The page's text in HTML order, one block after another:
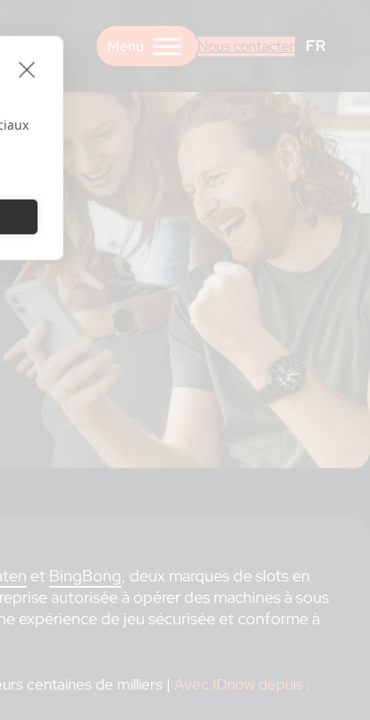
Nous contacter FR
et BingBong, deux marques de slots en
autorisée à opérer des machines à sous
expérience de jeu sécurisée et conforme à
centaines de milliers | Avec IDnow depuis :